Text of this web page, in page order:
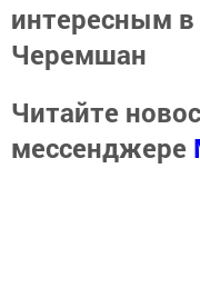
интересным в
Черемшан
Читайте
мессенджере